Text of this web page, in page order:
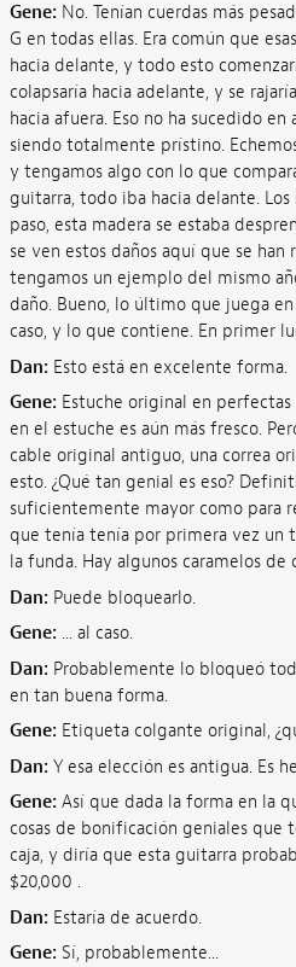
Gene: No. Tenían cuerdas más
G en todas ellas. Era común que
hacia delante, y todo esto
colapsaría hacia adelante, y se
hacia afuera. Eso no ha sucedido
siendo totalmente prístino.
y tengamos algo con lo que
guitarra, todo iba hacia delante.
paso, esta madera se estaba
se ven estos daños aquí que se han
tengamos un ejemplo del mismo
daño. Bueno, lo último que juega
caso, y lo que contiene. En primer
Dan: Esto está en excelente forma.
Gene: Estuche original en
en el estuche es aún más fresco.
cable original antiguo, una correa
esto. ¿Qué tan genial es eso?
suficientemente mayor como para
que tenía tenía por primera vez un
la funda. Hay algunos caramelos
Dan: Puede bloquearlo.
Gene: ... al caso.
Dan: Probablemente lo bloqueó
en tan buena forma.
Gene: Etiqueta colgante original,
Dan: Y esa elección es antigua. Es
Gene: Así que dada la forma en la
cosas de bonificación geniales que
caja, y diría que esta guitarra
$20,000 .
Dan: Estaría de acuerdo.
Gene: Sí, probablemente...